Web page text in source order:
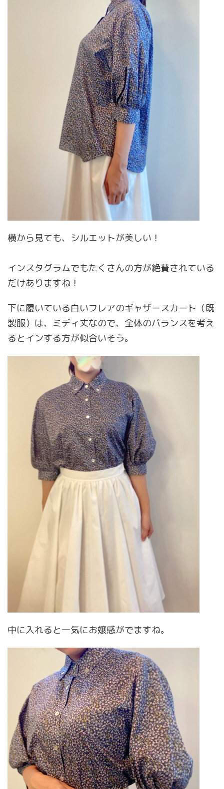
横から見ても、シルエットが美しい！
インスタグラムでもたくさんの方が絶賛されている
だけありますね！
下に履いている白いフレアのギャザースカート（既
製服）は、ミディ丈なので、全体のバランスを考え
るとインする方が似合いそう。
中に入れると一気にお嬢感がでますね。